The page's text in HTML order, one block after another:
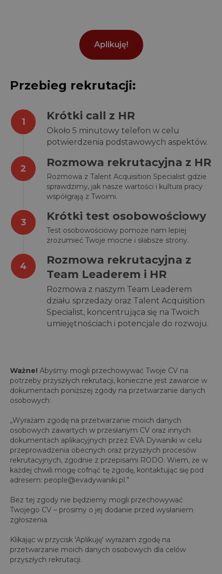
Aplikuję!
Przebieg rekrutacji:
Krótki call z HR
Około 5 minutowy telefon w celu
potwierdzenia podstawowych aspektów.
Rozmowa rekrutacyjna z HR
Rozmowa z Talent Acquisition Specialist gdzie
sprawdzimy, jak nasze wartości i kultura pracy
współgrają z Twoimi.
Krótki test osobowościowy
Test osobowościowy pomoże nam lepiej
zrozumieć Twoje mocne i słabsze strony.
Rozmowa rekrutacyjna z
Team Leaderem i HR
Rozmowa z naszym Team Leaderem
działu sprzedaży oraz Talent Acquisition
Specialist, koncentrująca się na Twoich
umiejętnościach i potencjale do rozwoju.
Ważne! Abyśmy mogli przechowywać Twoje CV na
potrzeby przyszłych rekrutacji, konieczne jest zawarcie w
dokumentach poniższej zgody na przetwarzanie danych
osobowych:
„Wyrażam zgodę na przetwarzanie moich danych
osobowych zawartych w przesłanym CV oraz innych
dokumentach aplikacyjnych przez EVA Dywaniki w celu
przeprowadzenia obecnych oraz przyszłych procesów
rekrutacyjnych, zgodnie z przepisami RODO. Wiem, że w
każdej chwili mogę cofnąć tę zgodę, kontaktując się pod
adresem: people@evadywaniki.pl.”
Bez tej zgody nie będziemy mogli przechowywać
Twojego CV – prosimy o jej dodanie przed wysłaniem
zgłoszenia.
Klikając w przycisk 'Aplikuję' wyrażam zgodę na
przetwarzanie moich danych osobowych dla celów
przyszłych rekrutacji.